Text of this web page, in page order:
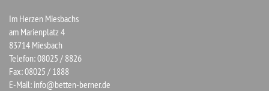
Im Herzen Miesbachs
am Marienplatz 4
83714 Miesbach
Telefon: 08025 / 8826
Fax: 08025 / 1888
E-Mail: info@betten-berner.de